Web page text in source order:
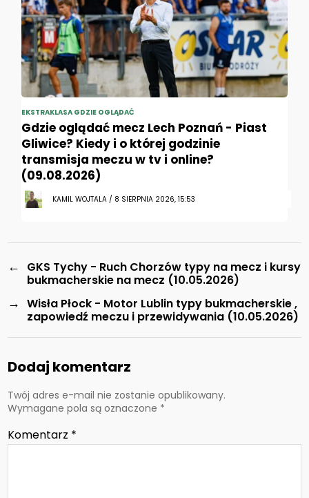
EKSTRAKLASA GDZIE OGLĄDAĆ
Gdzie oglądać mecz Lech Poznań - Piast
Gliwice? Kiedy i o której godzinie
transmisja meczu w tv i online?
(09.08.2026)
KAMIL WOJTALA / 8 SIERPNIA 2026, 15:53
←
GKS Tychy - Ruch Chorzów typy na mecz i kursy
bukmacherskie na mecz (10.05.2026)
→ Wisła Płock - Motor Lublin typy bukmacherskie ,
zapowiedź meczu i przewidywania (10.05.2026)
Dodaj komentarz
Twój adres e-mail nie zostanie opublikowany.
Wymagane pola są oznaczone *
Komentarz *